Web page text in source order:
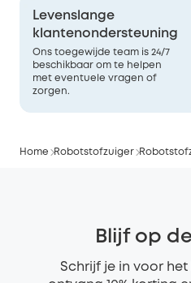
Levenslange
klantenondersteuning
Ons toegewijde team is 24/7
beschikbaar om te helpen
met eventuele vragen of
zorgen.
Home Robotstofzuiger
Blijf op
Schrijf je in voor